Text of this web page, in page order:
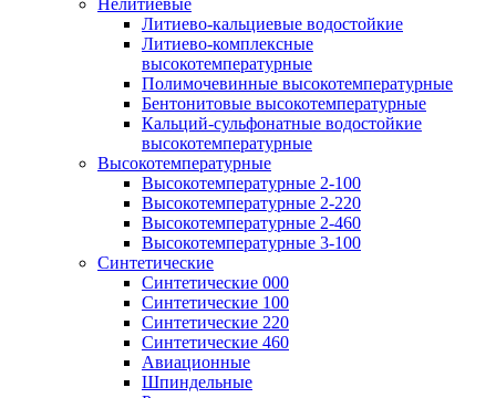
Нелитиевые
Литиево-кальциевые водостойкие
Литиево-комплексные
высокотемпературные
Полимочевинные высокотемпературные
Бентонитовые высокотемпературные
Кальций-сульфонатные водостойкие
высокотемпературные
Высокотемпературные
Высокотемпературные 2-100
Высокотемпературные 2-220
Высокотемпературные 2-460
Высокотемпературные 3-100
Синтетические
Синтетические 000
Синтетические 100
Синтетические 220
Синтетические 460
Авиационные
Шпиндельные